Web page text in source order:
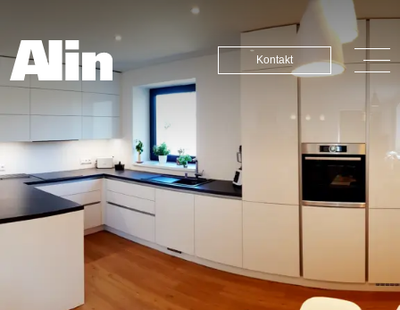
Kontakt